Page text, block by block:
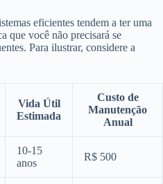
eficientes tendem a ter uma
que você não precisará se
Para ilustrar, considere a
Vida Útil
Estimada
Custo de
Manutenção
Anual
10-15
anos
R$ 500